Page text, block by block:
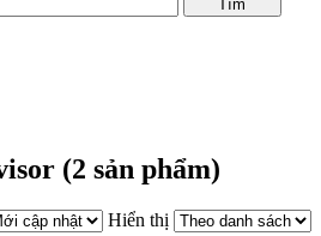
(2 sản phẩm)
Hiển thị